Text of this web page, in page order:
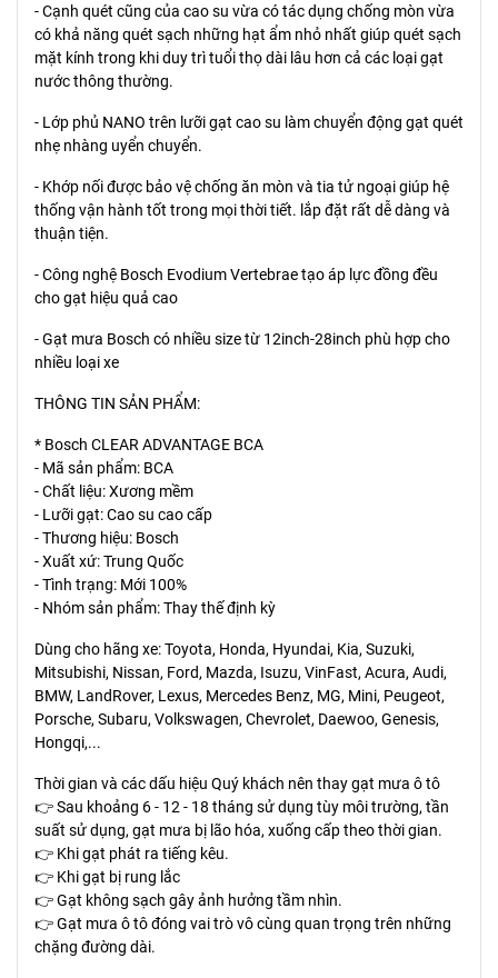
- Cạnh quét cũng của cao su vừa có tác dụng chống mòn vừa
có khả năng quét sạch những hạt ẩm nhỏ nhất giúp quét sạch
mặt kính trong khi duy trì tuổi thọ dài lâu hơn cả các loại gạt
nước thông thường.
- Lớp phủ NANO trên lưỡi gạt cao su làm chuyển động gạt quét
nhẹ nhàng uyển chuyển.
- Khớp nối được bảo vệ chống ăn mòn và tia tử ngoại giúp hệ
thống vận hành tốt trong mọi thời tiết. lắp đặt rất dễ dàng và
thuận tiện.
- Công nghệ Bosch Evodium Vertebrae tạo áp lực đồng đều
cho gạt hiệu quả cao
- Gạt mưa Bosch có nhiều size từ 12inch-28inch phù hợp cho
nhiều loại xe
THÔNG TIN SẢN PHẨM:
* Bosch CLEAR ADVANTAGE BCA
- Mã sản phẩm: BCA
- Chất liệu: Xương mềm
- Lưỡi gạt: Cao su cao cấp
- Thương hiệu: Bosch
- Xuất xứ: Trung Quốc
- Tình trạng: Mới 100%
- Nhóm sản phẩm: Thay thế định kỳ
Dùng cho hãng xe: Toyota, Honda, Hyundai, Kia, Suzuki,
Mitsubishi, Nissan, Ford, Mazda, Isuzu, VinFast, Acura, Audi,
BMW, LandRover, Lexus, Mercedes Benz, MG, Mini, Peugeot,
Porsche, Subaru, Volkswagen, Chevrolet, Daewoo, Genesis,
Hongqi,...
Thời gian và các dấu hiệu Quý khách nên thay gạt mưa ô tô
👉 Sau khoảng 6 - 12 - 18 tháng sử dụng tùy môi trường, tần
suất sử dụng, gạt mưa bị lão hóa, xuống cấp theo thời gian.
👉 Khi gạt phát ra tiếng kêu.
👉 Khi gạt bị rung lắc
👉 Gạt không sạch gây ảnh hưởng tầm nhìn.
👉 Gạt mưa ô tô đóng vai trò vô cùng quan trọng trên những
chặng đường dài.